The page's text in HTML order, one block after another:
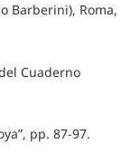
Barberini), Roma,
Cuaderno
pp. 87-97.